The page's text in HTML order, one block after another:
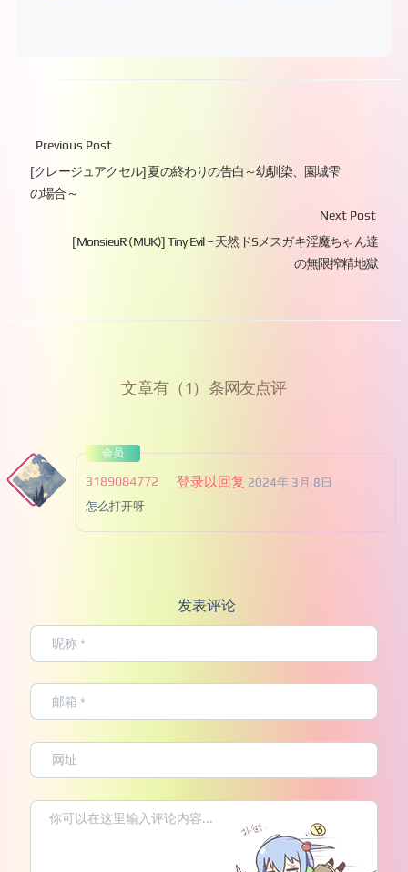
Previous Post
[クレージュアクセル] 夏の終わりの告白～幼馴染、園城雫
の場合～
Next Post
[MonsieuR (MUK)] Tiny Evil – 天然ドSメスガキ淫魔ちゃん達
の無限搾精地獄
文章有（1）条网友点评
会员
登录以回复
3189084772
2024年 3月 8日
怎么打开呀
发表评论